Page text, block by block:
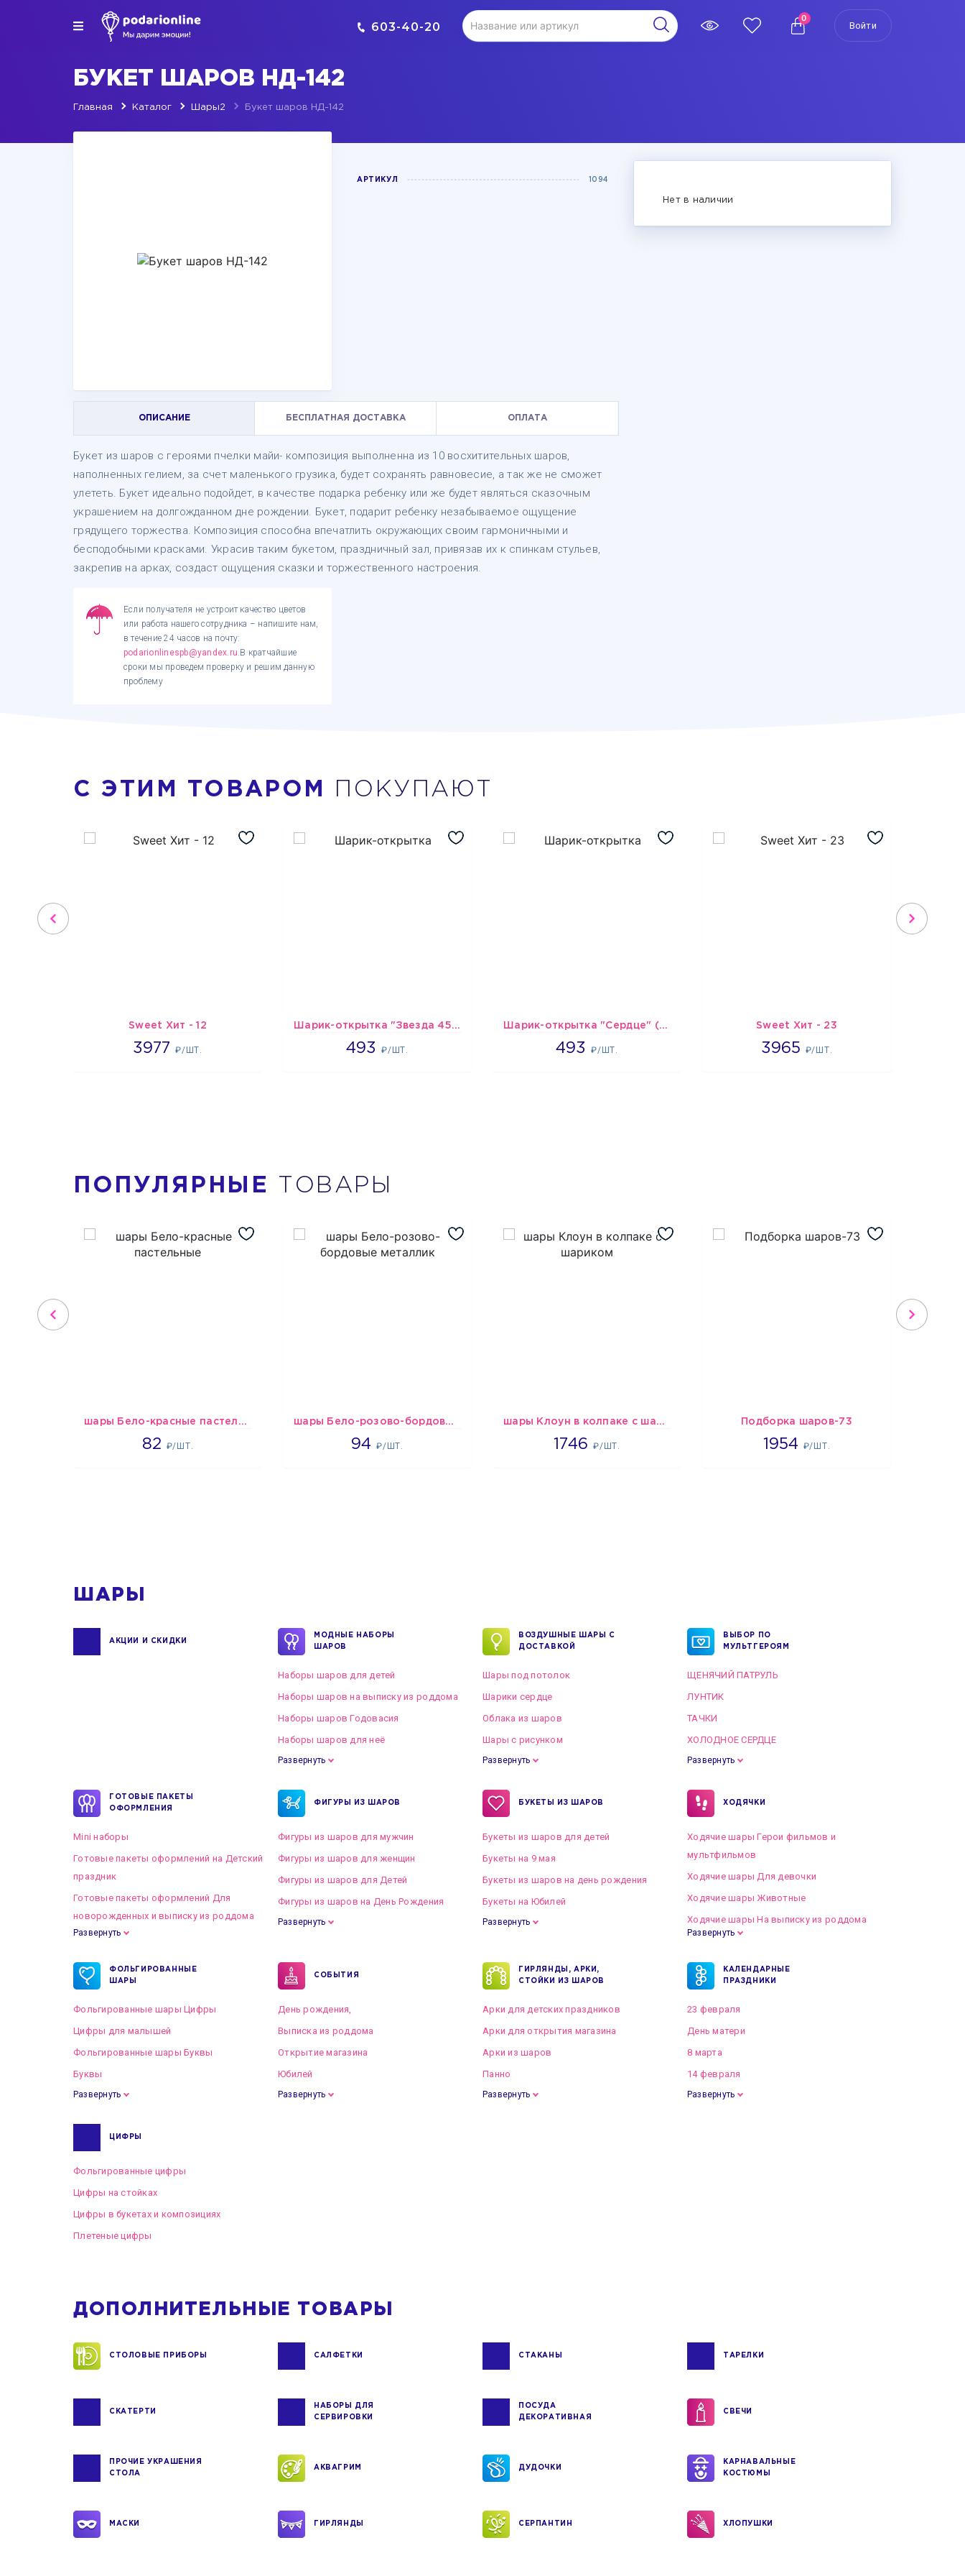
603-40-20
0
Войти
БУКЕТ ШАРОВ НД-142
Главная Каталог Шары2 Букет шаров НД-142
АРТИКУЛ 1094
ОПИСАНИЕ БЕСПЛАТНАЯ ДОСТАВКА ОПЛАТА
Букет из шаров с героями пчелки майи- композиция выполненна из 10 восхитительных шаров,
наполненных гелием, за счет маленького грузика, будет сохранять равновесие, а так же не сможет
улететь. Букет идеально подойдет, в качестве подарка ребенку или же будет являться сказочным
украшением на долгожданном дне рождении. Букет, подарит ребенку незабываемое ощущение
грядущего торжества. Композиция способна впечатлить окружающих своим гармоничными и
бесподобными красками. Украсив таким букетом, праздничный зал, привязав их к спинкам стульев,
закрепив на арках, создаст ощущения сказки и торжественного настроения.
Если получателя не устроит качество цветов
или работа нашего сотрудника – напишите нам,
в течение 24 часов на почту:
podarionlinespb@yandex.ru.В кратчайшие
сроки мы проведем проверку и решим данную
проблему
Нет в наличии
С ЭТИМ ТОВАРОМ ПОКУПАЮТ
Sweet Хит - 12
3977₽/ШТ.
3977 Шарик-открытка "Звезда 45 см" №1
493₽/ШТ.
493 Шарик-открытка "Сердце" (45 см) - 2
493₽/ШТ.
493 Sweet Хит - 23
3965 ₽/ШТ.
3965
ПОПУЛЯРНЫЕ ТОВАРЫ
шары Бело-красные пастельные
82 ₽/ШТ.
1637 шары Бело-розово-бордовые металлик
94₽/ШТ.
1697 шары Клоун в колпаке с шариком
1746₽/ШТ.
1746 Подборка шаров-73
1954 ₽/ШТ.
1954
ШАРЫ
АКЦИИ И СКИДКИ
МОДНЫЕ НАБОРЫ
ШАРОВ
Наборы шаров для детей
Наборы шаров на выписку из роддома
Наборы шаров Годовасия
Наборы шаров для неё
Развернуть
ВОЗДУШНЫЕ ШАРЫ С
ДОСТАВКОЙ
Шары под потолок
Шарики сердце
Облака из шаров
Шары с рисунком
Развернуть
ВЫБОР ПО
МУЛЬТГЕРОЯМ
ЩЕНЯЧИЙ ПАТРУЛЬ
ЛУНТИК
ТАЧКИ
ХОЛОДНОЕ СЕРДЦЕ
Развернуть
ГОТОВЫЕ ПАКЕТЫ
ОФОРМЛЕНИЯ
Mini наборы
Готовые пакеты оформлений на Детский
праздник
Готовые пакеты оформлений Для
новорожденных и выписку из роддома
Готовые пакеты оформлений на Свадьбу
Развернуть
ФИГУРЫ ИЗ ШАРОВ
Фигуры из шаров для мужчин
Фигуры из шаров для женщин
Фигуры из шаров для Детей
Фигуры из шаров на День Рождения
Развернуть
БУКЕТЫ ИЗ ШАРОВ
Букеты из шаров для детей
Букеты на 9 мая
Букеты из шаров на день рождения
Букеты на Юбилей
Развернуть
ХОДЯЧКИ
Ходячие шары Герои фильмов и
мультфильмов
Ходячие шары Для девочки
Ходячие шары Животные
Ходячие шары На выписку из роддома
Развернуть
ФОЛЬГИРОВАННЫЕ
ШАРЫ
Фольгированные шары Цифры
Цифры для малышей
Фольгированные шары Буквы
Буквы
Развернуть
СОБЫТИЯ
День рождения,
Выписка из роддома
Открытие магазина
Юбилей
Развернуть
ГИРЛЯНДЫ, АРКИ,
СТОЙКИ ИЗ ШАРОВ
Арки для детских праздников
Арки для открытия магазина
Арки из шаров
Панно
Развернуть
КАЛЕНДАРНЫЕ
ПРАЗДНИКИ
23 февраля
День матери
8 марта
14 февраля
Развернуть
ЦИФРЫ
Фольгированные цифры
Цифры на стойках
Цифры в букетах и композициях
Плетеные цифры
ДОПОЛНИТЕЛЬНЫЕ ТОВАРЫ
СТОЛОВЫЕ ПРИБОРЫ САЛФЕТКИ СТАКАНЫ ТАРЕЛКИ
СКАТЕРТИ
НАБОРЫ ДЛЯ
СЕРВИРОВКИ
ПОСУДА
ДЕКОРАТИВНАЯ
СВЕЧИ
ПРОЧИЕ УКРАШЕНИЯ
СТОЛА
АКВАГРИМ ДУДОЧКИ
КАРНАВАЛЬНЫЕ
КОСТЮМЫ
МАСКИ ГИРЛЯНДЫ СЕРПАНТИН ХЛОПУШКИ